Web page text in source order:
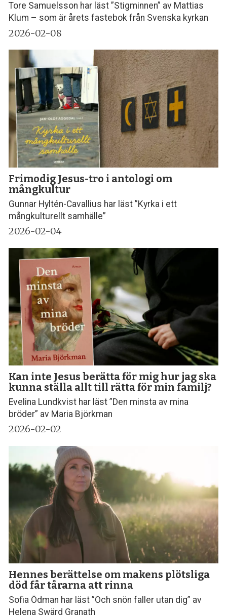
Tore Samuelsson har läst ”Stigminnen” av Mattias
Klum – som är årets fastebok från Svenska kyrkan
2026-02-08
Frimodig Jesus-tro i antologi om
mångkultur
Gunnar Hyltén-Cavallius har läst ”Kyrka i ett
mångkulturellt samhälle”
2026-02-04
Kan inte Jesus berätta för mig hur jag ska
kunna ställa allt till rätta för min familj?
Evelina Lundkvist har läst ”Den minsta av mina
bröder” av Maria Björkman
2026-02-02
Hennes berättelse om makens plötsliga
död får tårarna att rinna
Sofia Ödman har läst ”Och snön faller utan dig” av
Helena Swärd Granath